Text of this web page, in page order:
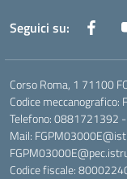
Seguici su:
Corso Roma, 1 71100
Codice meccanografico:
Telefono: 0881721392
Mail:
Codice fiscale: